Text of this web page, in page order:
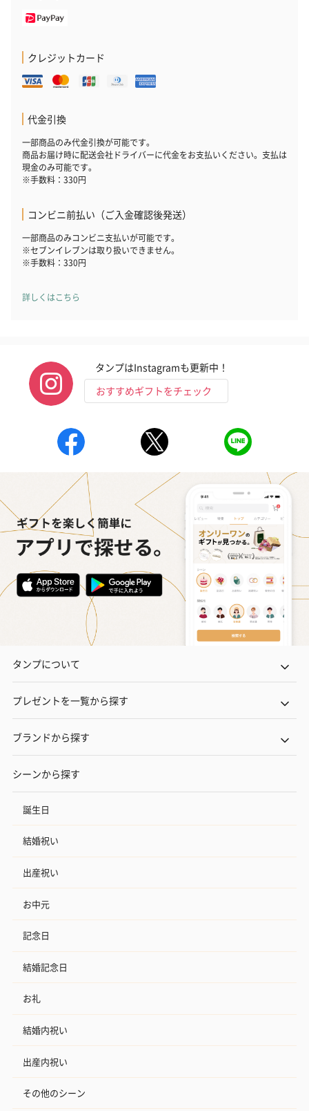
プレミアムビール イネ
お酒にぴったりのおつまみ・サプリを同梱してお届けいたしま
す。
のオイル漬（981円）
クレジットカード
代金引換
一部商品のみ代金引換が可能です。
商品お届け時に配送会社ドライバーに代金をお支払いください。支払は
現金のみ可能です。
※手数料：330円
コンビニ前払い（ご入金確認後発送）
一部商品のみコンビニ支払いが可能です。
※セブンイレブンは取り扱いできません。
※手数料：330円
詳しくはこちら
タンプはInstagramも更新中！
おすすめギフトをチェック
タンプについて
プレゼントを一覧から探す
ブランドから探す
シーンから探す
誕生日
結婚祝い
出産祝い
お中元
記念日
結婚記念日
お礼
結婚内祝い
出産内祝い
その他のシーン